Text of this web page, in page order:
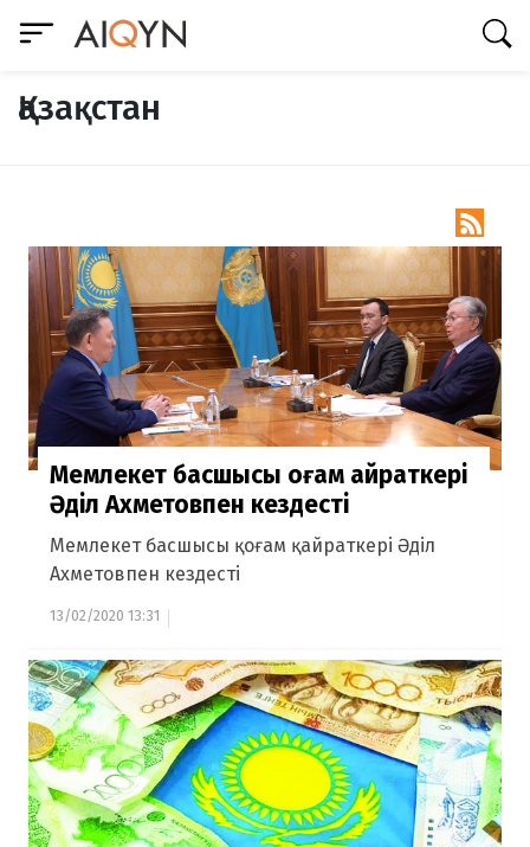
Қазақстан

Мемлекет басшысы қоғам қайраткері
Әділ Ахметовпен кездесті
Мемлекет басшысы қоғам қайраткері Әділ
Ахметовпен кездесті
13/02/2020 13:31